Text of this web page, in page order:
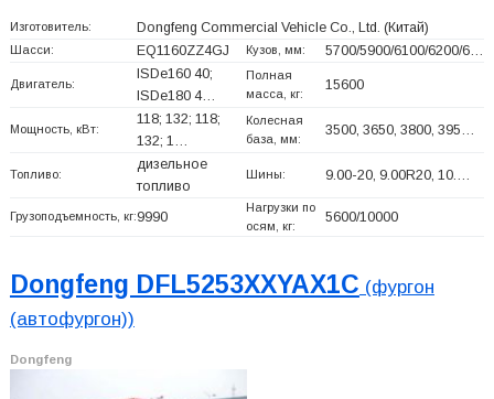
Изготовитель: Dongfeng Commercial Vehicle Co., Ltd. (Китай)
Шасси: EQ1160ZZ4GJ Кузов, мм: 5700/5900/6100/6200/6…
Двигатель:
ISDe160 40;
ISDe180 4…
Полная
масса, кг:
15600
Мощность, кВт:
118; 132; 118;
132; 1…
Колесная
база, мм:
3500, 3650, 3800, 395…
Топливо:
дизельное
топливо
Шины: 9.00-20, 9.00R20, 10.…
Грузоподъемность, кг:9990
Нагрузки по
осям, кг:
5600/10000
Dongfeng DFL5253XXYAX1C (фургон
(автофургон))
Dongfeng